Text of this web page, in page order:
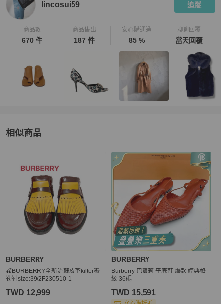
lincosui59 追蹤
商品數
670 件
商品售出
187 件
安心購通過
85 %
聊聊回覆
當天回覆
相似商品
推薦精品
BURBERRY
🍒BURBERRY全新流蘇皮革kilter穆
勒鞋size:39/2F230510-1
TWD 12,999
BURBERRY
Burberry 巴寶莉 平底鞋 爆款 經典格
紋 36碼
TWD 15,591